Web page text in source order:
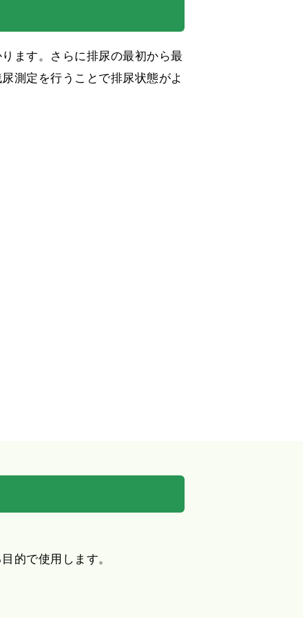
ます。さらに排尿の最初から最
測定を行うことで排尿状態がよ
的で使用します。